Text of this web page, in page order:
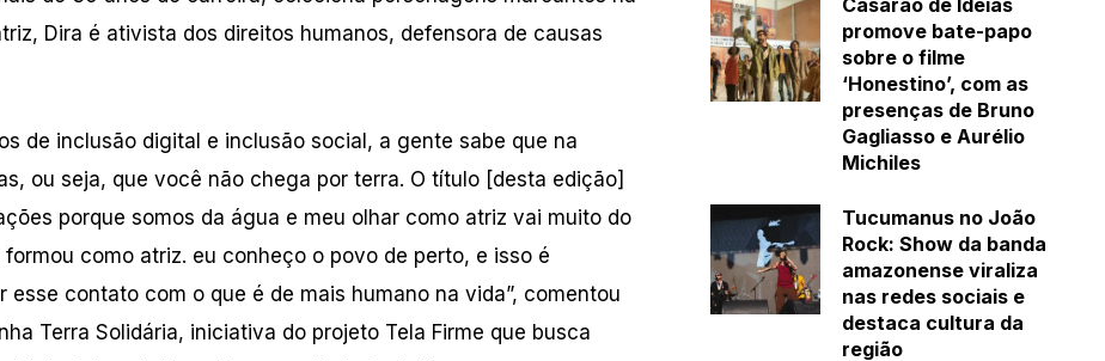
Dira é ativista dos direitos humanos, defensora de causas
de inclusão digital e inclusão social, a gente sabe que na
ou seja, que você não chega por terra. O título [desta edição]
porque somos da água e meu olhar como atriz vai muito do
como atriz. eu conheço o povo de perto, e isso é
contato com o que é de mais humano na vida”, comentou
Terra Solidária, iniciativa do projeto Tela Firme que busca
Casarão de Ideias
promove bate-papo
sobre o filme
‘Honestino’, com as
presenças de Bruno
Gagliasso e Aurélio
Michiles
Tucumanus no João
Rock: Show da banda
amazonense viraliza
nas redes sociais e
destaca cultura da
região